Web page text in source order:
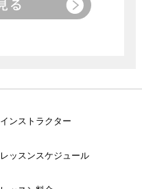
インストラクター
レッスンスケジュール